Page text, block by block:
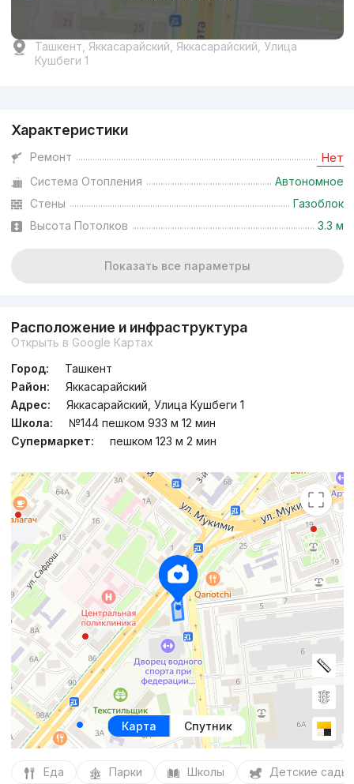
Ташкент, Яккасарайский, Яккасарайский, Улица
Кушбеги 1
Характеристики
Ремонт Нет
Система Отопления
Автономное
Стены
Газоблок
Высота Потолков
3.3 м
Показать все параметры
Расположение и инфраструктура
Открыть в Google Картах
Город:
Ташкент
Район:
Яккасарайский
Адрес:
Яккасарайский, Улица Кушбеги 1
Школа:
№144 пешком 933 м 12 мин
Супермаркет:
пешком 123 м 2 мин
Карта Спутник
Еда Парки Школы Детские сады